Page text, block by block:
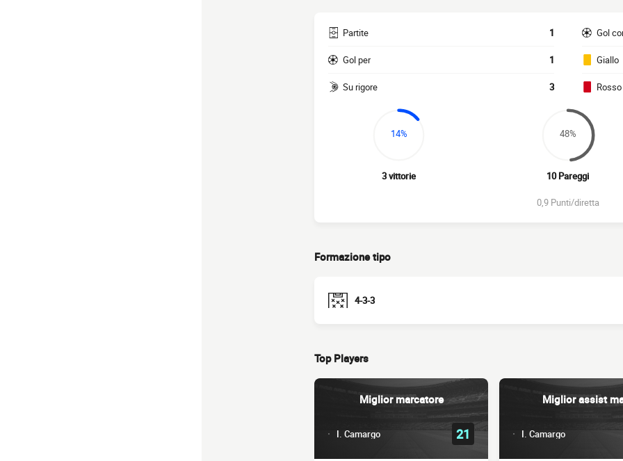
Partite 1
Gol per 1
Su rigore 3
Gol
Giallo
Rosso
14%
3 vittorie
48%
10 Pareggi
0,9 Punti/diretta
Formazione tipo
4-3-3
Top Players
Miglior marcatore
I. Camargo 21
Miglior assist
I. Camargo